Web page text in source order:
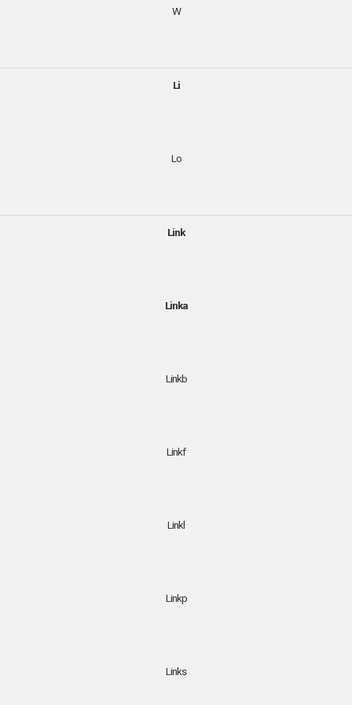
W
Li
Lo
Link
Linka
Linkb
Linkf
Linkl
Linkp
Links